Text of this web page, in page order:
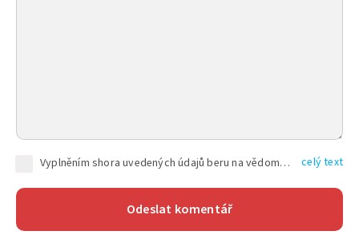
Vyplněním shora uvedených údajů beru na vědomí, že společnost TEXT FACTORY s.r.o., sídlem Brno, Durďákova 336/29, Černá Pole, PSČ: 613 00, IČ: 06157831, zapsané u Krajského soudu v Brně, oddíl C, vložka 100399, bude zpracovávat mé osobní údaje uvedené v rámci mnou vyplněného registračního formuláře na základě oprávněných zájmů TEXT FACTORY s.r.o. dle čl. 6 odst. 1 písm. f) GDPR a pro splnění právních povinností (čl. 6 odst. 1 písm. c) GDPR), a to pro tyto účely: nezbytnost zajistit oprávnění návštěvníka webových stránek provozovaných společností TEXT FACTORY s.r.o. přispívat aktivně ke zveřejněným článkům nebo v rámci diskusních fór a výkon práv TEXT FACTORY s.r.o. jako administrátora těchto diskusních fór. Více informací o zpracování osobních údajů a právech lze nalézt v celý text